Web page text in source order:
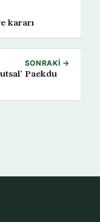
kararı
SONRAKI →
Paekdu